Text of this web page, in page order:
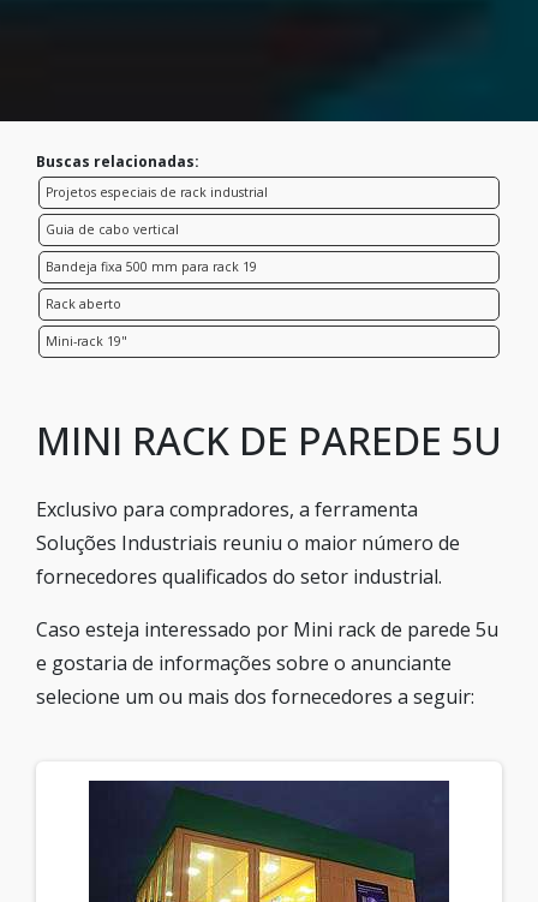
Buscas relacionadas:
Projetos especiais de rack industrial
Guia de cabo vertical
Bandeja fixa 500 mm para rack 19
Rack aberto
Mini-rack 19"
MINI RACK DE PAREDE 5U
Exclusivo para compradores, a ferramenta
Soluções Industriais reuniu o maior número de
fornecedores qualificados do setor industrial.
Caso esteja interessado por Mini rack de parede 5u
e gostaria de informações sobre o anunciante
selecione um ou mais dos fornecedores a seguir: